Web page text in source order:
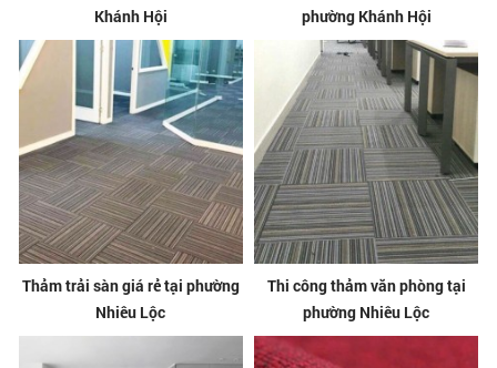
Khánh Hội
phường Khánh Hội
Thảm trải sàn giá rẻ tại phường
Nhiêu Lộc
Thi công thảm văn phòng tại
phường Nhiêu Lộc